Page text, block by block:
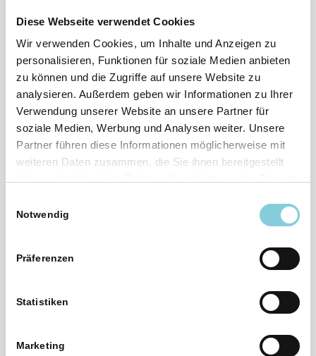
Diese Webseite verwendet Cookies
Wir verwenden Cookies, um Inhalte und Anzeigen zu
personalisieren, Funktionen für soziale Medien anbieten
zu können und die Zugriffe auf unsere Website zu
analysieren. Außerdem geben wir Informationen zu Ihrer
Verwendung unserer Website an unsere Partner für
soziale Medien, Werbung und Analysen weiter. Unsere
Partner führen diese Informationen möglicherweise mit
weiteren Daten zusammen, die Sie ihnen bereitgestellt
Notwendig
Präferenzen
Statistiken
Marketing
Die unmittelbar von uns über die Social-Media-
Systemen gelöscht, sobald der Zweck für ihre
Speicherung entfällt, Sie uns zur Löschung
auffordern, Ihre Einwilligung zur Speicherung
widerrufen oder der Zweck für die Datenspeicherung
entfällt. Gespeicherte Cookies verbleiben auf Ihrem
Endgerät, bis Sie sie löschen. Zwingende gesetzliche
Bestimmungen – insb. Aufbewahrungsfristen –
bleiben unberührt.
Auf die Speicherdauer Ihrer Daten, die von den
Einfluss. Für Einzelheiten dazu informieren Sie sich
(z. B. in deren Datenschutzerklärung, siehe unten).